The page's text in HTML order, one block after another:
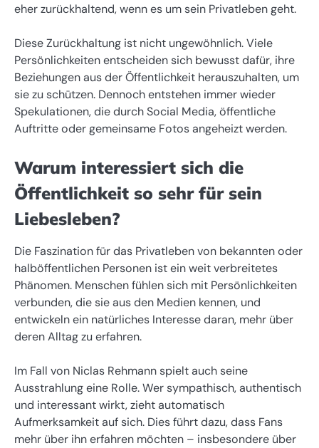
eher zurückhaltend, wenn es um sein Privatleben geht.
Diese Zurückhaltung ist nicht ungewöhnlich. Viele
Persönlichkeiten entscheiden sich bewusst dafür, ihre
Beziehungen aus der Öffentlichkeit herauszuhalten, um
sie zu schützen. Dennoch entstehen immer wieder
Spekulationen, die durch Social Media, öffentliche
Auftritte oder gemeinsame Fotos angeheizt werden.
Warum interessiert sich die
Öffentlichkeit so sehr für sein
Liebesleben?
Die Faszination für das Privatleben von bekannten oder
halböffentlichen Personen ist ein weit verbreitetes
Phänomen. Menschen fühlen sich mit Persönlichkeiten
verbunden, die sie aus den Medien kennen, und
entwickeln ein natürliches Interesse daran, mehr über
deren Alltag zu erfahren.
Im Fall von Niclas Rehmann spielt auch seine
Ausstrahlung eine Rolle. Wer sympathisch, authentisch
und interessant wirkt, zieht automatisch
Aufmerksamkeit auf sich. Dies führt dazu, dass Fans
mehr über ihn erfahren möchten – insbesondere über